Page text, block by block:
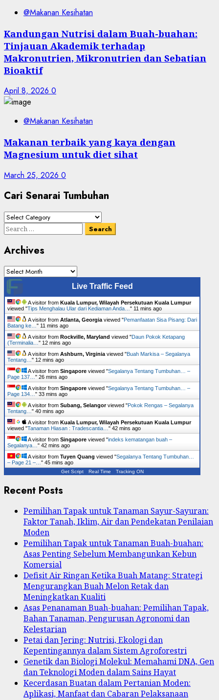
@Makanan Kesihatan
Kandungan Nutrisi dalam Buah-buahan:
Tinjauan Akademik terhadap
Makronutrien, Mikronutrien dan Sebatian
Bioaktif
April 8, 2026 0
@Makanan Kesihatan
Makanan terbaik yang kaya dengan
Magnesium untuk diet sihat
March 25, 2026 0
Cari Senarai Tumbuhan
Cari
Senarai
Search
Archives
Archives
Live Traffic Feed
A visitor from Kuala Lumpur, Wilayah Persekutuan Kuala Lumpur
viewed "Tips Menghalau Ular dari Kediaman Anda… " 11 mins ago
A visitor from Atlanta, Georgia viewed "Pemanfaatan Sisa Pisang: Dari
Batang ke… " 11 mins ago
A visitor from Rockville, Maryland viewed "Daun Pokok Ketapang
(Terminalia… " 12 mins ago
A visitor from Ashburn, Virginia viewed "Buah Markisa – Segalanya
Tentang… " 12 mins ago
A visitor from Singapore viewed "Segalanya Tentang Tumbuhan… –
Page 137… " 26 mins ago
A visitor from Singapore viewed "Segalanya Tentang Tumbuhan… –
Page 134… " 33 mins ago
A visitor from Subang, Selangorviewed "Pokok Rengas – Segalanya
Tentang… " 40 mins ago
A visitor from Kuala Lumpur, Wilayah Persekutuan Kuala Lumpur
viewed "Tanaman Hiasan : Tradescantia… " 42 mins ago
A visitor from Singapore viewed "indeks kematangan buah –
Segalanya… " 42 mins ago
A visitor from Tuyen Quang viewed "Segalanya Tentang Tumbuhan…
– Page 21 –… " 45 mins ago
Get Script Real Time Tracking ON
Recent Posts
Pemilihan Tapak untuk Tanaman Sayur-Sayuran:
Faktor Tanah, Iklim, Air dan Pendekatan Penilaian
Moden
Pemilihan Tapak untuk Tanaman Buah-buahan:
Asas Penting Sebelum Membangunkan Kebun
Komersial
Defisit Air Ringan Ketika Buah Matang: Strategi
Mengurangkan Buah Melon Retak dan
Meningkatkan Kualiti
Asas Penanaman Buah-buahan: Pemilihan Tapak,
Bahan Tanaman, Pengurusan Agronomi dan
Kelestarian
Petai dan Jering: Nutrisi, Ekologi dan
Kepentingannya dalam Sistem Agroforestri
Genetik dan Biologi Molekul: Memahami DNA, Gen
dan Teknologi Moden dalam Sains Hayat
Kecerdasan Buatan dalam Pertanian Moden:
Aplikasi, Manfaat dan Cabaran Pelaksanaan